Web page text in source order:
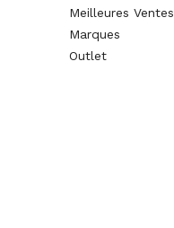
Meilleures Ventes
Marques
Outlet